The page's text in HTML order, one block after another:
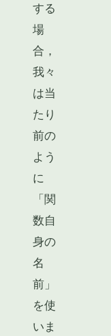
する
場
合，
我々
は当
たり
前の
よう
に
「関
数自
身の
名
前」
を使
いま